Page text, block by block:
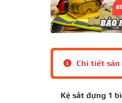
Chi tiết sản
Kệ sắt đựng 1